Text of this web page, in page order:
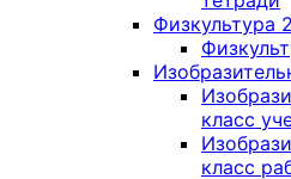
Физкультура
класс
класс